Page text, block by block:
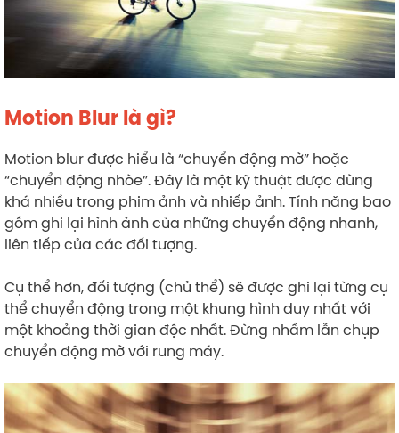
Motion Blur là gì?
Motion blur được hiểu là “chuyển động mờ” hoặc
“chuyển động nhòe”. Đây là một kỹ thuật được dùng
khá nhiều trong phim ảnh và nhiếp ảnh. Tính năng bao
gồm ghi lại hình ảnh của những chuyển động nhanh,
liên tiếp của các đối tượng.
Cụ thể hơn, đối tượng (chủ thể) sẽ được ghi lại từng cụ
thể chuyển động trong một khung hình duy nhất với
một khoảng thời gian độc nhất. Đừng nhầm lẫn chụp
chuyển động mờ với rung máy.